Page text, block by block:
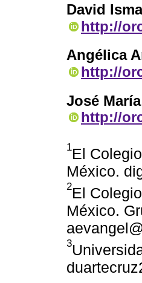
David
http://
Angélica
http://
José
http://
1El
México.
2El
México.
3